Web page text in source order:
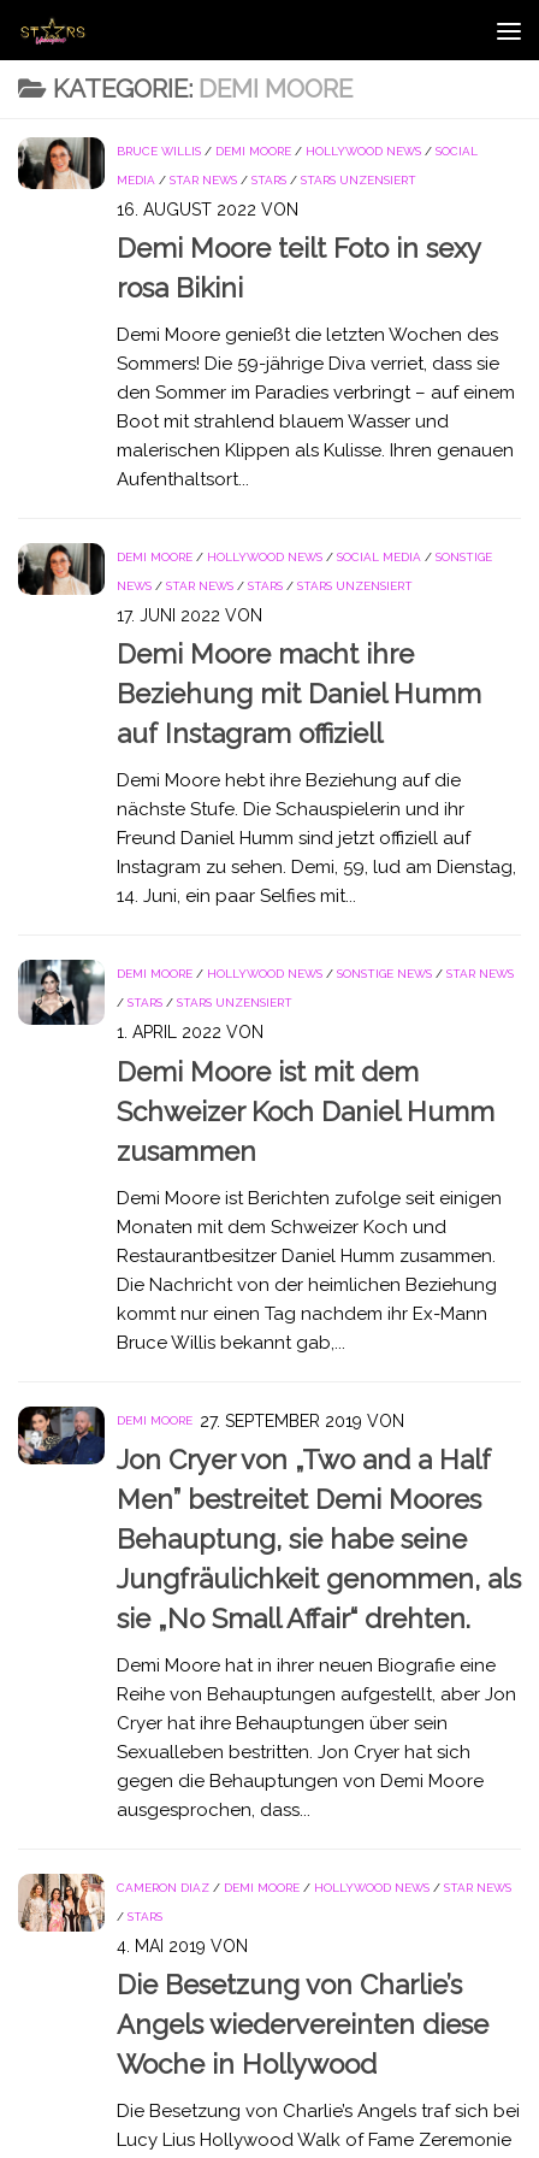
Zum Inhalt springen
KATEGORIE: DEMI MOORE
BRUCE WILLIS / DEMI MOORE / HOLLYWOOD NEWS / SOCIAL
MEDIA / STAR NEWS / STARS / STARS UNZENSIERT
16. AUGUST 2022 VON
Demi Moore teilt Foto in sexy
rosa Bikini
Demi Moore genießt die letzten Wochen des
Sommers! Die 59-jährige Diva verriet, dass sie
den Sommer im Paradies verbringt – auf einem
Boot mit strahlend blauem Wasser und
malerischen Klippen als Kulisse. Ihren genauen
Aufenthaltsort...
DEMI MOORE / HOLLYWOOD NEWS / SOCIAL MEDIA / SONSTIGE
NEWS / STAR NEWS / STARS / STARS UNZENSIERT
17. JUNI 2022 VON
Demi Moore macht ihre
Beziehung mit Daniel Humm
auf Instagram offiziell
Demi Moore hebt ihre Beziehung auf die
nächste Stufe. Die Schauspielerin und ihr
Freund Daniel Humm sind jetzt offiziell auf
Instagram zu sehen. Demi, 59, lud am Dienstag,
14. Juni, ein paar Selfies mit...
DEMI MOORE / HOLLYWOOD NEWS / SONSTIGE NEWS / STAR NEWS
/ STARS / STARS UNZENSIERT
1. APRIL 2022 VON
Demi Moore ist mit dem
Schweizer Koch Daniel Humm
zusammen
Demi Moore ist Berichten zufolge seit einigen
Monaten mit dem Schweizer Koch und
Restaurantbesitzer Daniel Humm zusammen.
Die Nachricht von der heimlichen Beziehung
kommt nur einen Tag nachdem ihr Ex-Mann
Bruce Willis bekannt gab,...
DEMI MOORE 27. SEPTEMBER 2019 VON
Jon Cryer von „Two and a Half
Men” bestreitet Demi Moores
Behauptung, sie habe seine
Jungfräulichkeit genommen, als
sie „No Small Affair“ drehten.
Demi Moore hat in ihrer neuen Biografie eine
Reihe von Behauptungen aufgestellt, aber Jon
Cryer hat ihre Behauptungen über sein
Sexualleben bestritten. Jon Cryer hat sich
gegen die Behauptungen von Demi Moore
ausgesprochen, dass...
CAMERON DIAZ / DEMI MOORE / HOLLYWOOD NEWS / STAR NEWS
/ STARS
4. MAI 2019 VON
Die Besetzung von Charlie’s
Angels wiedervereinten diese
Woche in Hollywood
Die Besetzung von Charlie’s Angels traf sich bei
Lucy Lius Hollywood Walk of Fame Zeremonie